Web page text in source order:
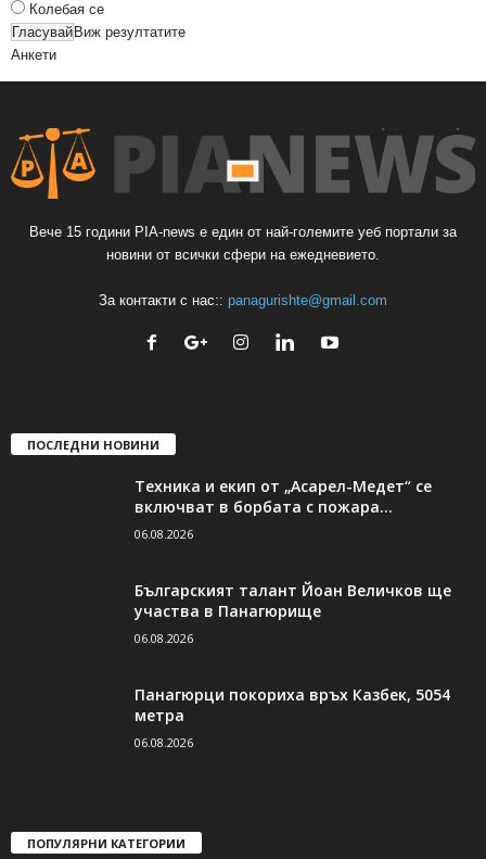
Колебая се
Виж резултатите
Анкети
Вече 15 години PIA-news е един от най-големите уеб портали за
новини от всички сфери на ежедневието.
За контакти с нас:: panagurishte@gmail.com
ПОСЛЕДНИ НОВИНИ
Техника и екип от „Асарел-Медет“ се
включват в борбата с пожара...
06.08.2026
Българският талант Йоан Величков ще
участва в Панагюрище
06.08.2026
Панагюрци покориха връх Казбек, 5054
метра
06.08.2026
ПОПУЛЯРНИ КАТЕГОРИИ